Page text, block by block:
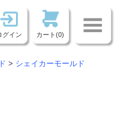
グイン カート(0)
> シェイカーモールド